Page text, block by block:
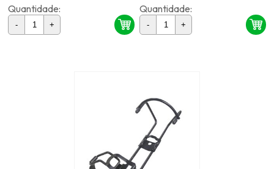
Quantidade:
- +
Quantidade:
- +